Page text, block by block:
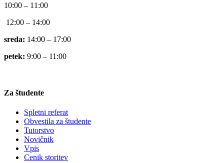
10:00 – 11:00
12:00 – 14:00
sreda: 14:00 – 17:00
petek: 9:00 – 11:00
Za študente
Spletni referat
Obvestila za študente
Tutorstvo
Novičnik
Vpis
Cenik storitev